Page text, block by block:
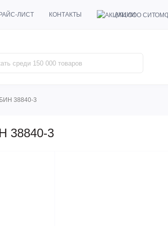
ЛИСТ КОНТАКТЫ АКЦИИ
38840-3
38840-3